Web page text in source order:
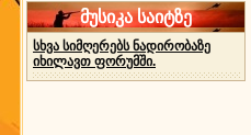
მუსიკა საიტზე
სხვა სიმღერებს ნადირობაზე
იხილავთ ფორუმში.